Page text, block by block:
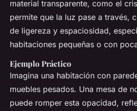
material transparente, como el
permite que la luz pase a través,
de ligereza y espaciosidad,
habitaciones pequeñas o con
Ejemplo Práctico
Imagina una habitación con
muebles pesados. Una mesa de
puede romper esta opacidad,